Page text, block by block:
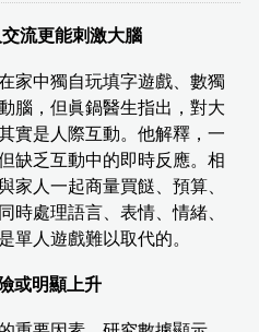
流更能刺激大腦
家中獨自玩填字遊戲、數獨
腦，但眞鍋醫生指出，對大
實是人際互動。他解釋，一
缺乏互動中的即時反應。相
家人一起商量買餸、預算、
時處理語言、表情、情緒、
單人遊戲難以取代的。
或明顯上升